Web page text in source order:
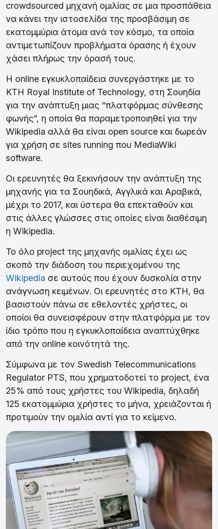
crowdsourced μηχανή ομιλίας σε μια προσπάθεια
να κάνει την ιστοσελίδα της προσβάσιμη σε
εκατομμύρια άτομα ανά τον κόσμο, τα οποία
αντιμετωπίζουν προβλήματα όρασης ή έχουν
χάσει πλήρως την όρασή τους.
Η online εγκυκλοπαίδεια συνεργάστηκε με το
KTH Royal Institute of Technology, στη Σουηδία
για την ανάπτυξη μιας “πλατφόρμας σύνθεσης
φωνής”, η οποία θα παραμετροποιηθεί για την
Wikipedia αλλά θα είναι open source και δωρεάν
για χρήση σε sites running που MediaWiki
software.
Οι ερευνητές θα ξεκινήσουν την ανάπτυξη της
μηχανής για τα Σουηδικά, Αγγλικά και Αραβικά,
μέχρι το 2017, και ύστερα θα επεκταθούν και
στις άλλες γλώσσες στις οποίες είναι διαθέσιμη
η Wikipedia.
Το όλο project της μηχανής ομιλίας έχει ως
σκοπό την διάδοση του περιεχομένου της
Wikipedia σε αυτούς που έχουν δυσκολία στην
ανάγνωση κειμένων. Οι ερευνητές στο KTH, θα
βασιστούν πάνω σε εθελοντές χρήστες, οι
οποίοι θα συνεισφέρουν στην πλατφόρμα με τον
ίδιο τρόπο που η εγκυκλοπαίδεια αναπτύχθηκε
από την online κοινότητά της.
Σύμφωνα με τον Swedish Telecommunications
Regulator PTS, που χρηματοδοτεί το project, ένα
25% από τους χρήστες του Wikipedia, δηλαδή
125 εκατομμύρια χρήστες το μήνα, χρειάζονται ή
προτιμούν την ομιλία αντί για το κείμενο.